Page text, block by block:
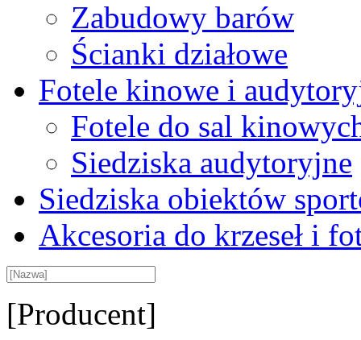
Zabudowy barów
Ścianki działowe
Fotele kinowe i
Fotele do sal
Siedziska audytoryjne
Siedziska obiektów
Akcesoria do krzeseł i
[Producent]